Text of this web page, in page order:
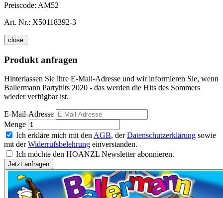
Preiscode: AM52
Art. Nr.: X50118392-3
close
Produkt anfragen
Hinterlassen Sie ihre E-Mail-Adresse und wir informieren Sie, wenn
Ballermann Partyhits 2020 - das werden die Hits des Sommers
wieder verfügbar ist.
E-Mail-Adresse
Menge
Ich erkläre mich mit den AGB, derDatenschutzerklärung sowie
mit derWiderrufsbelehrung einverstanden.
Ich möchte den HOANZL Newsletter abonnieren.